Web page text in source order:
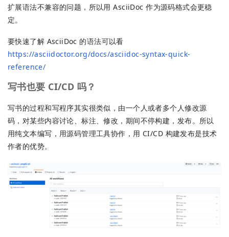
扩展语法不兼容的问题，所以用 AsciiDoc 作为源码格式会更稳
定。
要快速了解 AsciiDoc 的语法可以看
https://asciidoctor.org/docs/asciidoc-syntax-quick-
reference/
写书也要 CI/CD 吗？
写书的过程和写程序其实很类似，由一个人或者多个人修改源
码，对某些内容讨论、标注、修改，期间不停构建，发布。所以
用纯文本编写，用源码管理工具协作，用 CI/CD 构建发布是技术
作者的优势。